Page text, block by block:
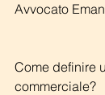
Avvocato
Come definire
commerciale?